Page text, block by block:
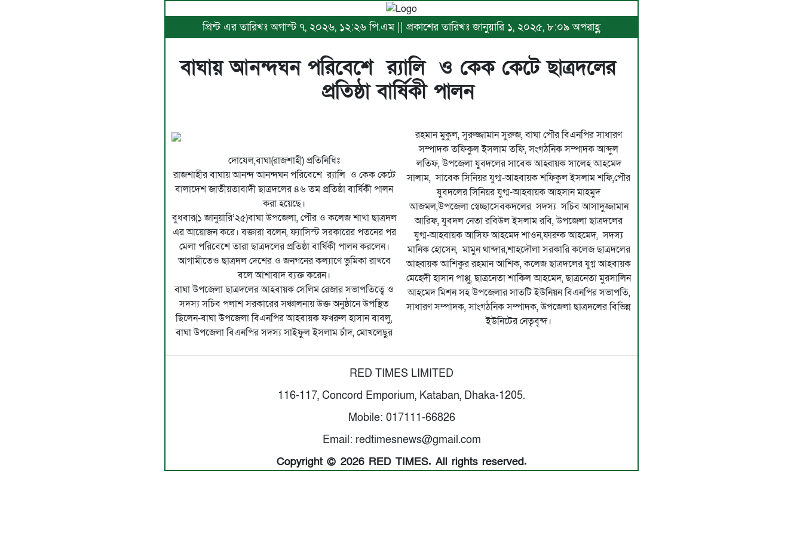
প্রিন্ট এর তারিখঃ অগাস্ট ৭, ২০২৬, ১২:২৬ পি.এম || প্রকাশের তারিখঃ জানুয়ারি ১, ২০২৫, ৮:০৯ অপরাহ্ণ
বাঘায় আনন্দঘন পরিবেশে র‌্যালি ও কেক কেটে ছাত্রদলের
প্রতিষ্ঠা বার্ষিকী পালন
দোযেল,বাঘা(রাজশাহী) প্রতিনিধিঃ
রাজশাহীর বাঘায় আনন্দ আনন্দঘন পরিবেশে র‌্যালি ও কেক কেটে
বালাদেশ জাতীয়তাবাদী ছাত্রদলের ৪৬ তম প্রতিষ্ঠা বার্ষিকী পালন
করা হয়েছে।
বুধবার(১ জানুয়ারি’২৫)বাঘা উপজেলা, পৌর ও কলেজ শাখা ছাত্রদল
এর আয়োজন করে। বক্তারা বলেন, ফ্যাসিস্ট সরকারের পতনের পর
মেলা পরিবেশে তারা ছাত্রদলের প্রতিষ্ঠা বার্ষিকী পালন করলেন।
আগামীতেও ছাত্রদল দেশের ও জনগনের কল্যাণে ভুমিকা রাখবে
বলে আশাবাদ ব্যক্ত করেন।
বাঘা উপজেলা ছাত্রদলের আহবায়ক সেলিম রেজার সভাপতিত্বে ও
সদস্য সচিব পলাশ সরকারের সঞ্চালনায় উক্ত অনুষ্ঠানে উপস্থিত
ছিলেন-বাঘা উপজেলা বিএনপির আহবায়ক ফখরুল হাসান বাবলু,
বাঘা উপজেলা বিএনপির সদস্য সাইফুল ইসলাম চাঁদ, মোখলেছুর
রহমান মুকুল, সুরুজ্জামান সুরুজ, বাঘা পৌর বিএনপির সাধারণ
সম্পাদক তফিকুল ইসলাম তফি, সংগঠনিক সম্পাদক আব্দুল
লতিফ, উপজেলা যুবদলের সাবেক আহ্বায়ক সালেহ আহমেদ
সালাম, সাবেক সিনিয়র যুগ্ম-আহবায়ক শফিকুল ইসলাম শফি,পৌর
যুবদলের সিনিয়র যুগ্ম-আহবায়ক আহসান মাহমুদ
আজমল,উপজেলা স্বেচ্ছাসেবকদলের সদস্য সচিব আসাদুজ্জামান
আরিফ, যুবদল নেতা রবিউল ইসলাম রবি, উপজেলা ছাত্রদলের
যুগ্ম-আহবায়ক আসিফ আহমেদ শাওন,ফারুক আহমেদ, সদস্য
মানিক হোসেন, মামুন থান্দার,শাহদৌলা সরকারি কলেজ ছাত্রদলের
আহ্বায়ক আশিকুর রহমান আশিক, কলেজ ছাত্রদলের যুগ্ন আহবায়ক
মেহেদী হাসান পাপ্পু, ছাত্রনেতা শাকিল আহমেদ, ছাত্রনেতা মুরসালিন
আহমেদ মিশন সহ উপজেলার সাতটি ইউনিয়ন বিএনপির সভাপতি,
সাধারণ সম্পাদক, সাংগঠনিক সম্পাদক, উপজেলা ছাত্রদলের বিভিন্ন
ইউনিটের নেতৃবৃন্দ।
RED TIMES LIMITED
116-117, Concord Emporium, Kataban, Dhaka-1205.
Mobile: 017111-66826
Email: redtimesnews@gmail.com
Copyright © 2026 RED TIMES. All rights reserved.